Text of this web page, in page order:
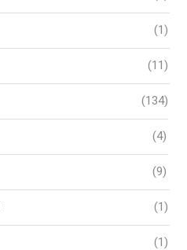
(1)
(11)
(134)
(4)
(9)
(1)
(1)